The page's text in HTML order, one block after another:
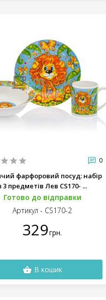
0
фарфоровий посуд: набір
3 предметів Лев CS170- ...
Готово до відправки
Артикул - CS170-2
329грн.
В кошик